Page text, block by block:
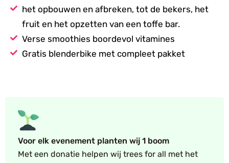
het opbouwen en afbreken, tot de bekers, het
fruit en het opzetten van een toffe bar.
Verse smoothies boordevol vitamines
Gratis blenderbike met compleet pakket
Voor elk evenement planten wij 1 boom
Met een donatie helpen wij trees for all met het